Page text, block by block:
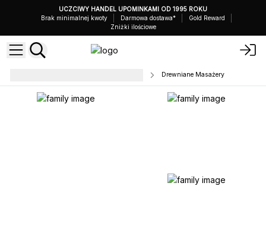
UCZCIWY HANDEL UPOMINKAMI OD 1995 ROKU
Brak minimalnej kwoty
Darmowa dostawa*
Gold Reward
Zniżki ilościowe
Drewniane Masażery